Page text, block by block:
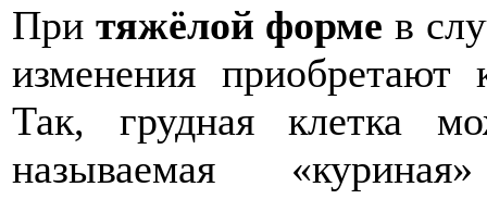
При тяжёлой форме в
изменения
Так, грудная клетка
называемая